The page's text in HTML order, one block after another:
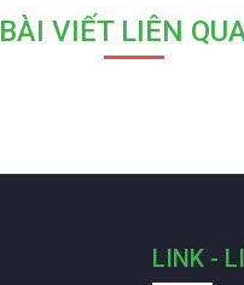
BÀI VIẾT LIÊN
LINK -